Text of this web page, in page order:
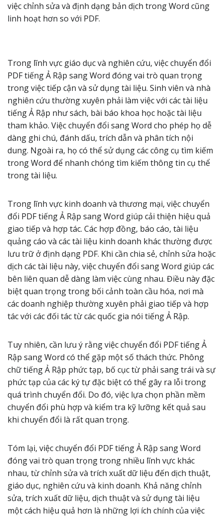
việc chỉnh sửa và định dạng bản dịch trong Word cũng
linh hoạt hơn so với PDF.
Trong lĩnh vực giáo dục và nghiên cứu, việc chuyển đổi
PDF tiếng Ả Rập sang Word đóng vai trò quan trọng
trong việc tiếp cận và sử dụng tài liệu. Sinh viên và nhà
nghiên cứu thường xuyên phải làm việc với các tài liệu
tiếng Ả Rập như sách, bài báo khoa học hoặc tài liệu
tham khảo. Việc chuyển đổi sang Word cho phép họ dễ
dàng ghi chú, đánh dấu, trích dẫn và phân tích nội
dung. Ngoài ra, họ có thể sử dụng các công cụ tìm kiếm
trong Word để nhanh chóng tìm kiếm thông tin cụ thể
trong tài liệu.
Trong lĩnh vực kinh doanh và thương mại, việc chuyển
đổi PDF tiếng Ả Rập sang Word giúp cải thiện hiệu quả
giao tiếp và hợp tác. Các hợp đồng, báo cáo, tài liệu
quảng cáo và các tài liệu kinh doanh khác thường được
lưu trữ ở định dạng PDF. Khi cần chia sẻ, chỉnh sửa hoặc
dịch các tài liệu này, việc chuyển đổi sang Word giúp các
bên liên quan dễ dàng làm việc cùng nhau. Điều này đặc
biệt quan trọng trong bối cảnh toàn cầu hóa, nơi mà
các doanh nghiệp thường xuyên phải giao tiếp và hợp
tác với các đối tác từ các quốc gia nói tiếng Ả Rập.
Tuy nhiên, cần lưu ý rằng việc chuyển đổi PDF tiếng Ả
Rập sang Word có thể gặp một số thách thức. Phông
chữ tiếng Ả Rập phức tạp, bố cục từ phải sang trái và sự
phức tạp của các ký tự đặc biệt có thể gây ra lỗi trong
quá trình chuyển đổi. Do đó, việc lựa chọn phần mềm
chuyển đổi phù hợp và kiểm tra kỹ lưỡng kết quả sau
khi chuyển đổi là rất quan trọng.
Tóm lại, việc chuyển đổi PDF tiếng Ả Rập sang Word
đóng vai trò quan trọng trong nhiều lĩnh vực khác
nhau, từ chỉnh sửa và trích xuất dữ liệu đến dịch thuật,
giáo dục, nghiên cứu và kinh doanh. Khả năng chỉnh
sửa, trích xuất dữ liệu, dịch thuật và sử dụng tài liệu
một cách hiệu quả hơn là những lợi ích chính của việc